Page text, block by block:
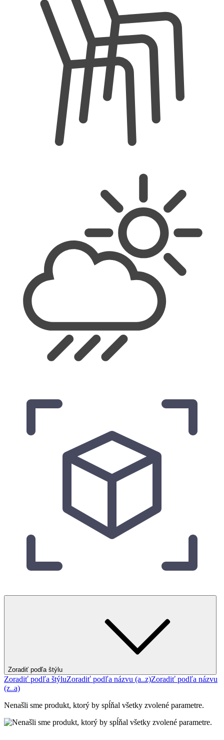
Zoradiť podľa štýlu
Zoradiť podľa štýluZoradiť podľa názvu (a..z)Zoradiť podľa názvu
(z..a)
Nenašli sme produkt, ktorý by spĺňal všetky zvolené parametre.